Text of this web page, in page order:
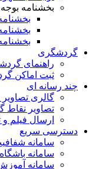
بخشنامه
بخشنامه بوجه
بخشنامه بوجه
بخشنامه بوجه
گردشگری
راهنمای
ثبت اماکن
چند رسانه ای
گالری
تصاویر
ارسال فیلم
دسترسی سریع
سامانه
سامانه
سامانه